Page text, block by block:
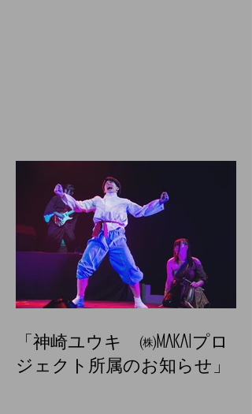
「神崎ユウキ ㈱MAKAIプロ
ジェクト所属のお知らせ」